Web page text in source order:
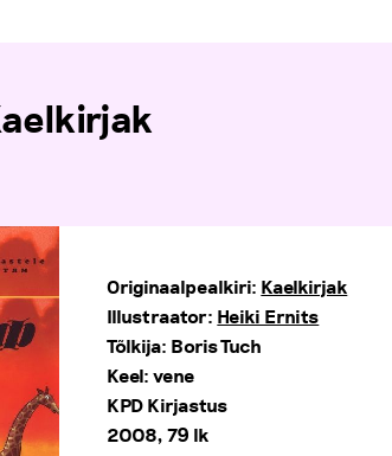
Originaalpealkiri:Kaelkirjak
Illustraator:Heiki Ernits
Tõlkija: Boris Tuch
Keel: vene
KPD Kirjastus
2008, 79 lk